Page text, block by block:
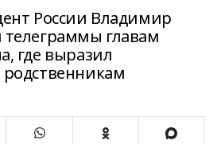
России Владимир
главам
где выразил